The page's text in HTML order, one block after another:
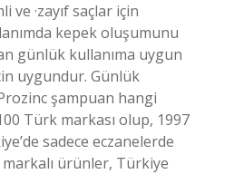
ve ·zayıf saçlar için
kepek oluşumunu
günlük kullanıma uygun
uygundur. Günlük
şampuan hangi
Türk markası olup, 1997
sadece eczanelerde
markalı ürünler, Türkiye